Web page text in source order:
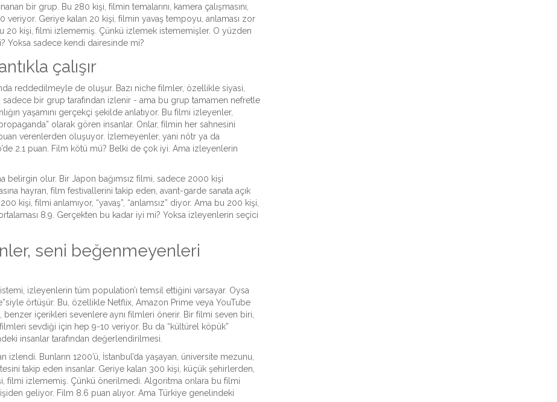
bir grup. Bu 280 kişi, filmin temalarını, kamera çalışmasını,
veriyor. Geriye kalan 20 kişi, filmin yavaş tempoyu, anlaması zor
20 kişi, filmi izlememiş. Çünkü izlemek istememişler. O yüzden
Yoksa sadece kendi dairesinde mi?
çalışır
reddedilmeyle de oluşur. Bazı niche filmler, özellikle siyasi,
bir grup tarafından izlenir - ama bu grup tamamen nefretle
yaşamını gerçekçi şekilde anlatıyor. Bu filmi izleyenler,
olarak gören insanlar. Onlar, filmin her sahnesini
verenlerden oluşuyor. İzlemeyenler, yani nötr ya da
2.1 puan. Film kötü mü? Belki de çok iyi. Ama izleyenlerin
belirgin olur. Bir Japon bağımsız filmi, sadece 2000 kişi
hayran, film festivallerini takip eden, avant-garde sanata açık
kişi, filmi anlamıyor, “yavaş”, “anlamsız” diyor. Ama bu 200 kişi,
8.9. Gerçekten bu kadar iyi mi? Yoksa izleyenlerin seçici
seni beğenmeyenleri
izleyenlerin tüm population’ı temsil ettiğini varsayar. Oysa
örtüşür. Bu, özellikle Netflix, Amazon Prime veya YouTube
içerikleri sevenlere aynı filmleri önerir. Bir filmi seven biri,
sevdiği için hep 9-10 veriyor. Bu da “kültürel köpük”
insanlar tarafından değerlendirilmesi.
izlendi. Bunların 1200’ü, İstanbul’da yaşayan, üniversite mezunu,
takip eden insanlar. Geriye kalan 300 kişi, küçük şehirlerden,
filmi izlememiş. Çünkü önerilmedi. Algoritma onlara bu filmi
geliyor. Film 8.6 puan alıyor. Ama Türkiye genelindeki